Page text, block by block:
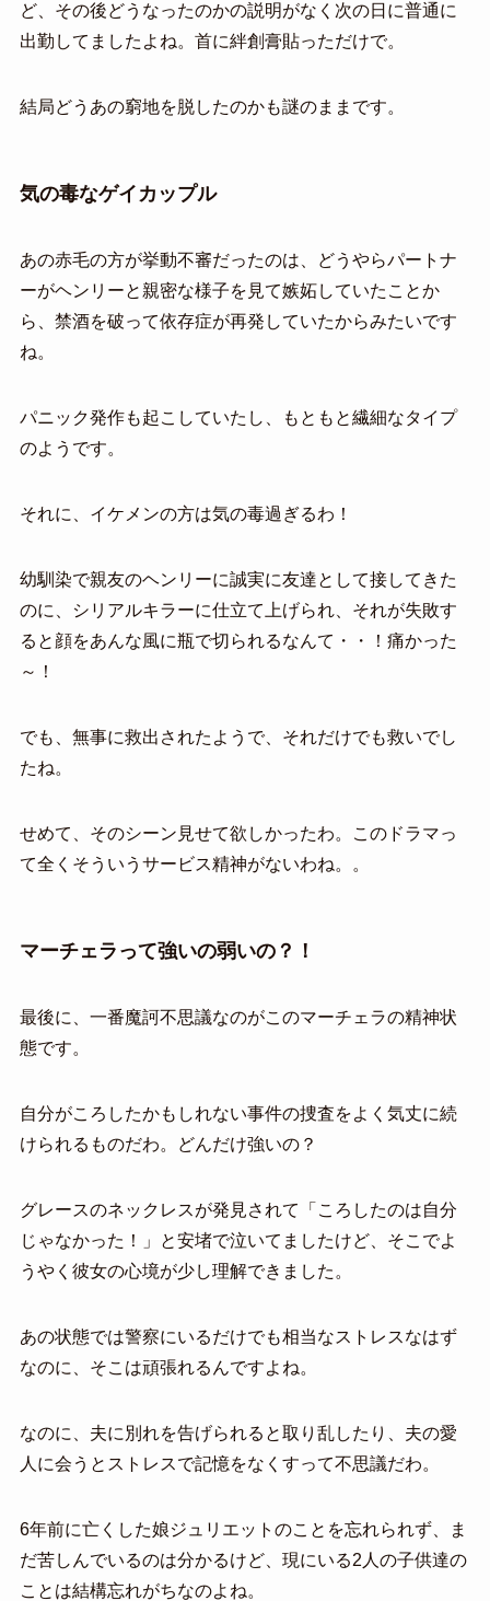
ど、その後どうなったのかの説明がなく次の日に普通に
出勤してましたよね。首に絆創膏貼っただけで。
結局どうあの窮地を脱したのかも謎のままです。
気の毒なゲイカップル
あの赤毛の方が挙動不審だったのは、どうやらパートナ
ーがヘンリーと親密な様子を見て嫉妬していたことか
ら、禁酒を破って依存症が再発していたからみたいです
ね。
パニック発作も起こしていたし、もともと繊細なタイプ
のようです。
それに、イケメンの方は気の毒過ぎるわ！
幼馴染で親友のヘンリーに誠実に友達として接してきた
のに、シリアルキラーに仕立て上げられ、それが失敗す
ると顔をあんな風に瓶で切られるなんて・・！痛かった
～！
でも、無事に救出されたようで、それだけでも救いでし
たね。
せめて、そのシーン見せて欲しかったわ。このドラマっ
て全くそういうサービス精神がないわね。。
マーチェラって強いの弱いの？！
最後に、一番魔訶不思議なのがこのマーチェラの精神状
態です。
自分がころしたかもしれない事件の捜査をよく気丈に続
けられるものだわ。どんだけ強いの？
グレースのネックレスが発見されて「ころしたのは自分
じゃなかった！」と安堵で泣いてましたけど、そこでよ
うやく彼女の心境が少し理解できました。
あの状態では警察にいるだけでも相当なストレスなはず
なのに、そこは頑張れるんですよね。
なのに、夫に別れを告げられると取り乱したり、夫の愛
人に会うとストレスで記憶をなくすって不思議だわ。
6年前に亡くした娘ジュリエットのことを忘れられず、ま
だ苦しんでいるのは分かるけど、現にいる2人の子供達の
ことは結構忘れがちなのよね。